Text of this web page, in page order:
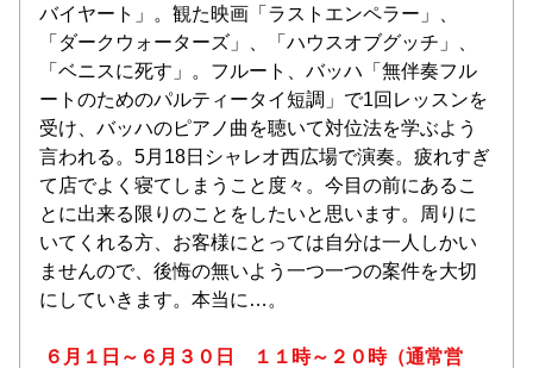
バイヤート」。観た映画「ラストエンペラー」、
「ダークウォーターズ」、「ハウスオブグッチ」、
「ベニスに死す」。 フルート、バッハ「無伴奏フル
ートのためのパルティータイ短調」で1回レッスンを
受け、バッハのピアノ曲を聴いて対位法を学ぶよう
言われる。5月18日シャレオ西広場で演奏。疲れすぎ
て店でよく寝てしまうこと度々。今目の前にあるこ
とに出来る限りのことをしたいと思います。周りに
いてくれる方、お客様にとっては自分は一人しかい
ませんので、後悔の無いよう一つ一つの案件を大切
にしていきます。本当に…。
６月１日～６月３０日　１１時～２０時（通常営